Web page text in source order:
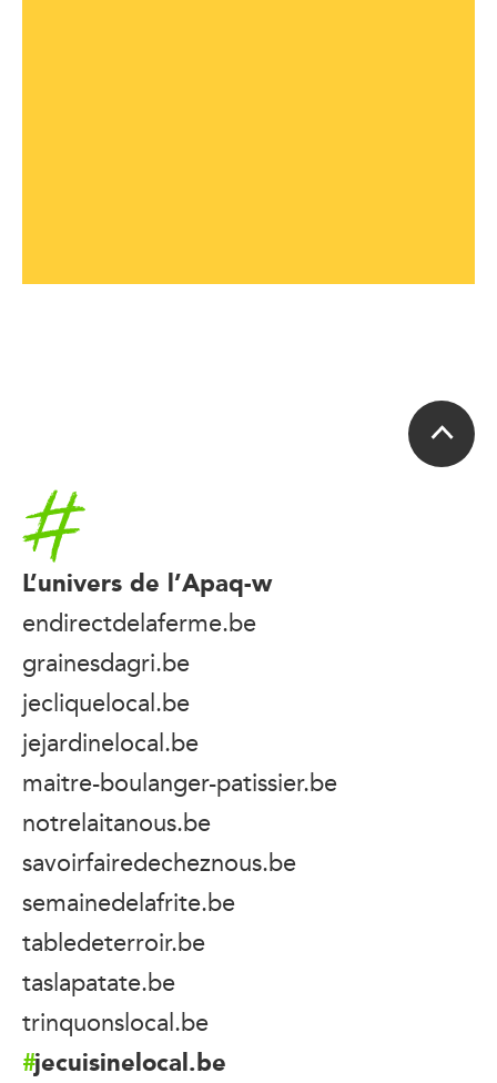
Accueil
L’univers de l’Apaq-w
endirectdelaferme.be
grainesdagri.be
jecliquelocal.be
jejardinelocal.be
maitre-boulanger-patissier.be
notrelaitanous.be
savoirfairedecheznous.be
semainedelafrite.be
tabledeterroir.be
taslapatate.be
trinquonslocal.be
jecuisinelocal.be